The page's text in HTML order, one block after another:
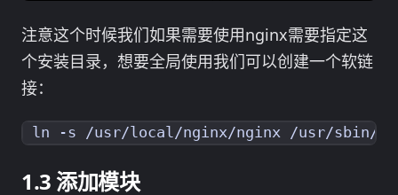
注意这个时候我们如果需要使用nginx需要指定这
个安装目录，想要全局使用我们可以创建一个软链
接：
添加模块